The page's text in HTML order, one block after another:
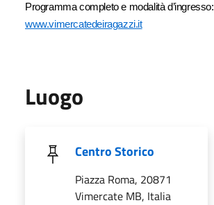
Programma completo e modalità d’ingresso:
www.vimercatedeiragazzi.it
Luogo
Centro Storico
Piazza Roma, 20871
Vimercate MB, Italia